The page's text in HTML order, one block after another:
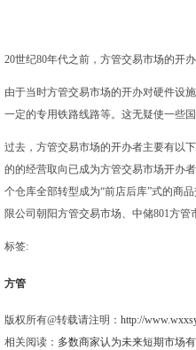
20世纪80年代之前，方管交易市场的开
由于当时方管交易市场的开办对硬件设
一定的专用铁路线路等。这无疑使一些
过去，方管交易市场的开办者主要有以
的的经营取向已成为方管交易市场开办
个仓库全部转型成为“前店后库”式的商
限公司朝阳方管交易市场、中储801方管
标签:
方管
版权所有@转载请注明： http://
相关阅读： 多数商家认为未来短期市场